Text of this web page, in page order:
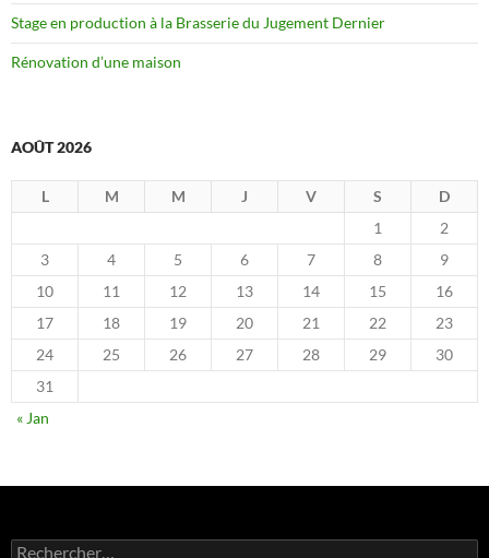
Stage en production à la Brasserie du Jugement Dernier
Rénovation d’une maison
AOÛT 2026
L M M J V S
D
1
2
3
4 5 6 7 8
9
10
11 12 13 14 15
16
17
18 19 20 21 22
23
24
25 26 27 28 29
30
31
« Jan
Rechercher :